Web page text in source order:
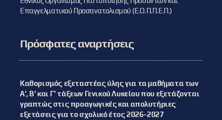
Επαγγελματικού Προσανατολισμού (Ε.Ο.Π.Π.Ε.Π.)
Πρόσφατες αναρτήσεις
Καθορισμός εξεταστέας ύλης για τα μαθήματα των
Α’, Β’ και Γ’ τάξεων Γενικού Λυκείου που εξετάζονται
γραπτώς στις προαγωγικές και απολυτήριες
εξετάσεις για το σχολικό έτος 2026-2027